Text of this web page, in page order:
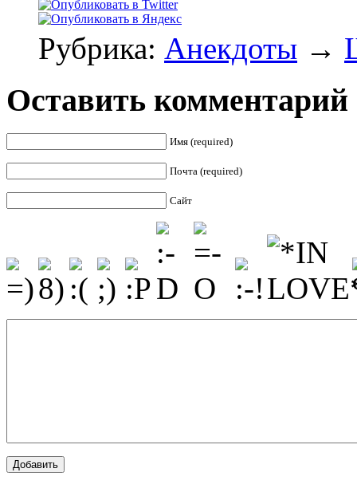
Рубрика: Анекдоты →
Оставить комментарий
Имя (required)
Почта (required)
Сайт